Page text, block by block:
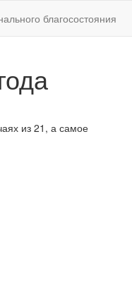
благосостояния
из 21, а самое